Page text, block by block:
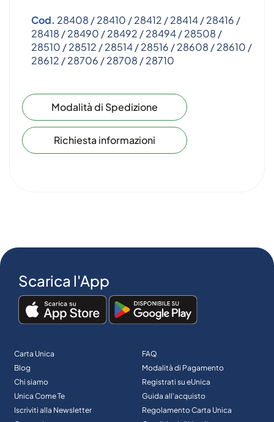
Cod. 28408 / 28410 / 28412 / 28414 / 28416 /
28418 / 28490 / 28492 / 28494 / 28508 /
28510 / 28512 / 28514 / 28516 / 28608 / 28610 /
28612 / 28706 / 28708 / 28710
Modalità di Spedizione
Richiesta informazioni
Scarica l'App
Carta Unica
Blog
Chi siamo
Unica Come Te
Iscriviti alla Newsletter
FAQ
Modalità di Pagamento
Registrati su eUnica
Guida all’acquisto
Regolamento Carta Unica